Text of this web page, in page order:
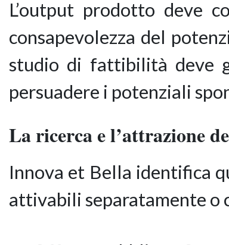
L’output prodotto deve
consapevolezza del
studio di fattibilità deve
persuadere i potenziali
La ricerca e l’attrazione
Innova et Bella identifica
attivabili separatamente o